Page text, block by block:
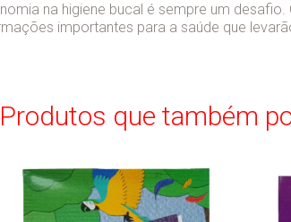
na higiene bucal é sempre um
importantes para a saúde que
Produtos que também